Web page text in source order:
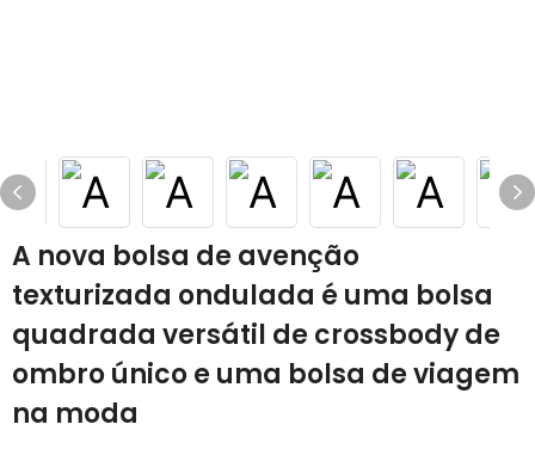
A nova bolsa de avenção
texturizada ondulada é uma bolsa
quadrada versátil de crossbody de
ombro único e uma bolsa de viagem
na moda